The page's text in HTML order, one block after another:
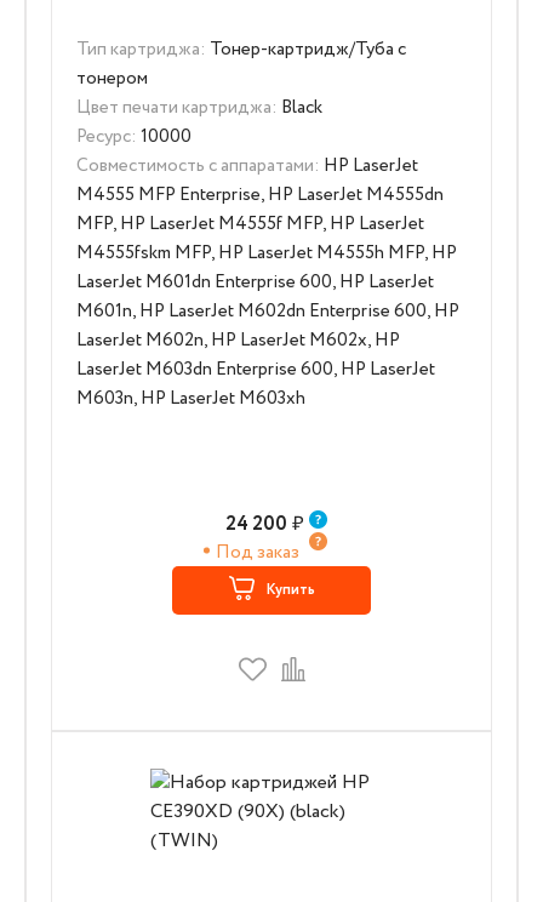
Тип картриджа: Тонер-картридж/Туба с
тонером
Цвет печати картриджа: Black
Ресурс: 10000
Совместимость с аппаратами: HP LaserJet
M4555 MFP Enterprise, HP LaserJet M4555dn
MFP, HP LaserJet M4555f MFP, HP LaserJet
M4555fskm MFP, HP LaserJet M4555h MFP, HP
LaserJet M601dn Enterprise 600, HP LaserJet
M601n, HP LaserJet M602dn Enterprise 600, HP
LaserJet M602n, HP LaserJet M602x, HP
LaserJet M603dn Enterprise 600, HP LaserJet
M603n, HP LaserJet M603xh
24 200 ₽
Под заказ
Купить